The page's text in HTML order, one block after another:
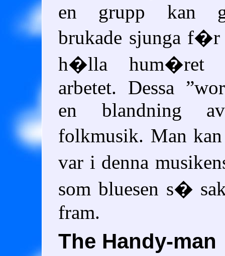
en grupp kan
brukade sjunga
h�lla hum�ret
arbetet. Dessa
en blandning
folkmusik. Man
var i denna
som bluesen s�
fram.
The Handy-man